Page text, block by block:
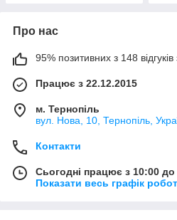
Про нас
95% позитивних з 148 відгуків
Працює з 22.12.2015
м. Тернопіль
вул. Нова, 10, Тернопіль,
Контакти
Сьогодні працює з 10:00 до
Показати весь графік